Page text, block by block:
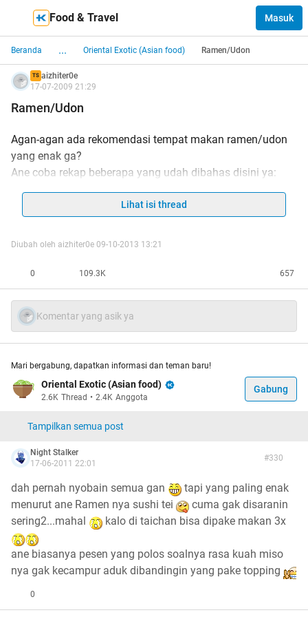
Food & Travel Masuk
Beranda ... Oriental Exotic (Asian food) Ramen/Udon
TS aizhiter0e
17-07-2009 21:29
Ramen/Udon
Agan-agan ada rekomendasi tempat makan ramen/udon
yang enak ga?
Ane coba rekap beberapa yang udah dibahas disini ya:
Beberapa reviewnya:
Review Rano_Porno
Review tukangmie
Review dee_lee
Review cha2chan
0000642081389/465/-"]Review streetball[/URL]
Review SiShopaholic
Review aizhiter0e
Lokasi
Beberapa reviewnya:
Review InRealLife
Review julwow
Review Karim.ryuku
Review StyCo
Review Ashrey
Review blackwing
Lihat isi thread
Diubah oleh aizhiter0e 09-10-2013 13:21
0 109.3K 657
Komentar yang asik ya
Mari bergabung, dapatkan informasi dan teman baru!
Oriental Exotic (Asian food)
2.6K Thread • 2.4K Anggota
Gabung
Tampilkan semua post
Night Stalker
17-06-2011 22:01
#330
dah pernah nyobain semua gan
tapi yang paling enak
menurut ane Ramen nya sushi tei
cuma gak disaranin
sering2...mahal
kalo di taichan bisa dipake makan 3x
ane biasanya pesen yang polos soalnya rasa kuah miso
nya gak kecampur aduk dibandingin yang pake topping
0